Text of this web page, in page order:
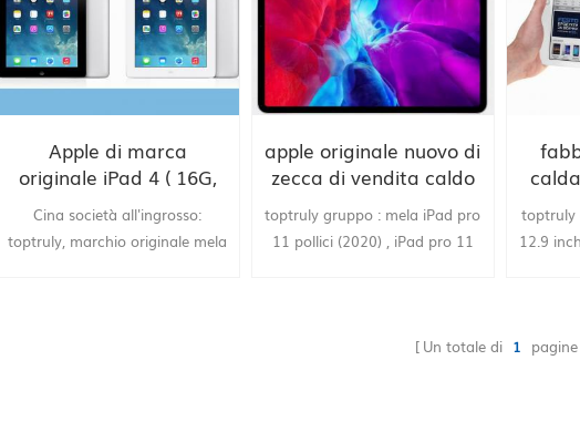
Apple di marca
originale iPad 4 ( 16G,
32G, 64G ) pad
Cina società all'ingrosso:
toptruly, marchio originale mela
apple originale nuovo di
zecca di vendita caldo
iPad pro 11 2020 Cina
fornitura all'ingrosso da
fornitura di porcellana,
toptruly gruppo : mela iPad pro
11 pollici (2020) , iPad pro 11
1 °
toptruly
12.9
Un totale di 1 pagine